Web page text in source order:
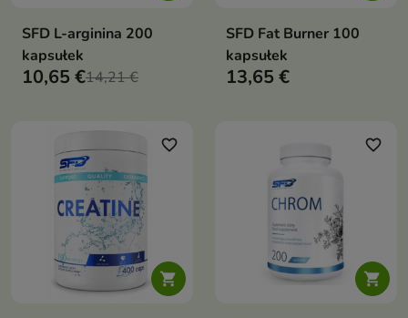
SFD L-arginina 200
kapsułek
10,65 €14,21 €
SFD Fat Burner 100
kapsułek
13,65 €

favorite_border

favorite_border